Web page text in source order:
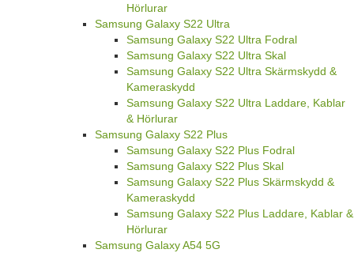
Hörlurar
Samsung Galaxy S22 Ultra
Samsung Galaxy S22 Ultra Fodral
Samsung Galaxy S22 Ultra Skal
Samsung Galaxy S22 Ultra Skärmskydd &
Kameraskydd
Samsung Galaxy S22 Ultra Laddare, Kablar
& Hörlurar
Samsung Galaxy S22 Plus
Samsung Galaxy S22 Plus Fodral
Samsung Galaxy S22 Plus Skal
Samsung Galaxy S22 Plus Skärmskydd &
Kameraskydd
Samsung Galaxy S22 Plus Laddare, Kablar &
Hörlurar
Samsung Galaxy A54 5G